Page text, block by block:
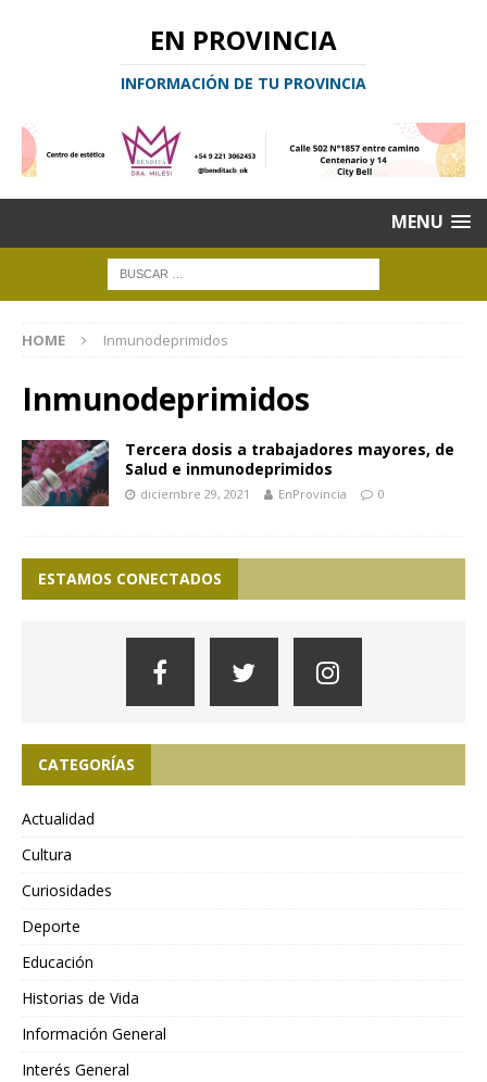
EN PROVINCIA
INFORMACIÓN DE TU PROVINCIA
MENU
HOME Inmunodeprimidos
Inmunodeprimidos
Tercera dosis a trabajadores mayores, de
Salud e inmunodeprimidos
diciembre 29, 2021 EnProvincia 0
ESTAMOS CONECTADOS
CATEGORÍAS
Actualidad
Cultura
Curiosidades
Deporte
Educación
Historias de Vida
Información General
Interés General